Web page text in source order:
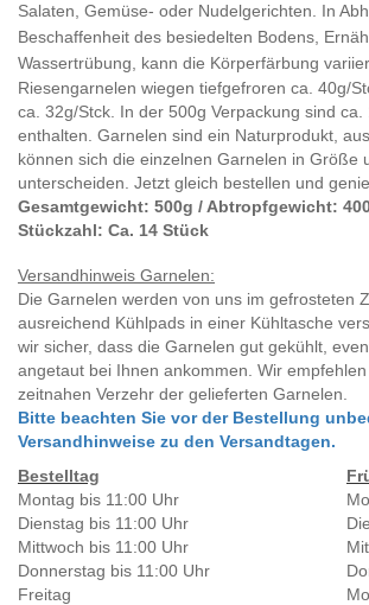
Salaten, Gemüse- oder Nudelgerichten. In
Beschaffenheit des besiedelten Bodens,
Wassertrübung, kann die Körperfärbung
Riesengarnelen wiegen tiefgefroren ca. 40g/
ca. 32g/Stck. In der 500g Verpackung sind
enthalten. Garnelen sind ein Naturprodukt,
können sich die einzelnen Garnelen in Größe
unterscheiden. Jetzt gleich bestellen und
Gesamtgewicht: 500g / Abtropfgewicht:
Stückzahl: Ca. 14 Stück
Versandhinweis Garnelen:
Die Garnelen werden von uns im gefrosteten
ausreichend Kühlpads in einer Kühltasche
wir sicher, dass die Garnelen gut gekühlt,
angetaut bei Ihnen ankommen. Wir
zeitnahen Verzehr der gelieferten Garnelen.
Bitte beachten Sie vor der Bestellung
Versandhinweise zu den Versandtagen.
Bestelltag
Montag bis 11:00 Uhr
Dienstag bis 11:00 Uhr
Mittwoch bis 11:00 Uhr
Donnerstag bis 11:00 Uhr
Freitag